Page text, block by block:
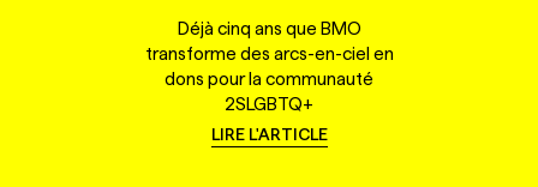
Déjà cinq ans que BMO
transforme des arcs-en-ciel en
dons pour la communauté
2SLGBTQ+
LIRE L'ARTICLE